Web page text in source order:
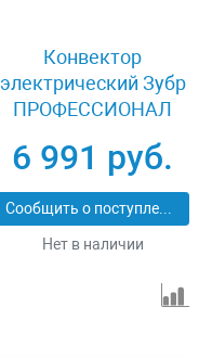
Конвектор
электрический Зубр
ПРОФЕССИОНАЛ
6 991 руб.
Сообщить о поступлении
Нет в наличии